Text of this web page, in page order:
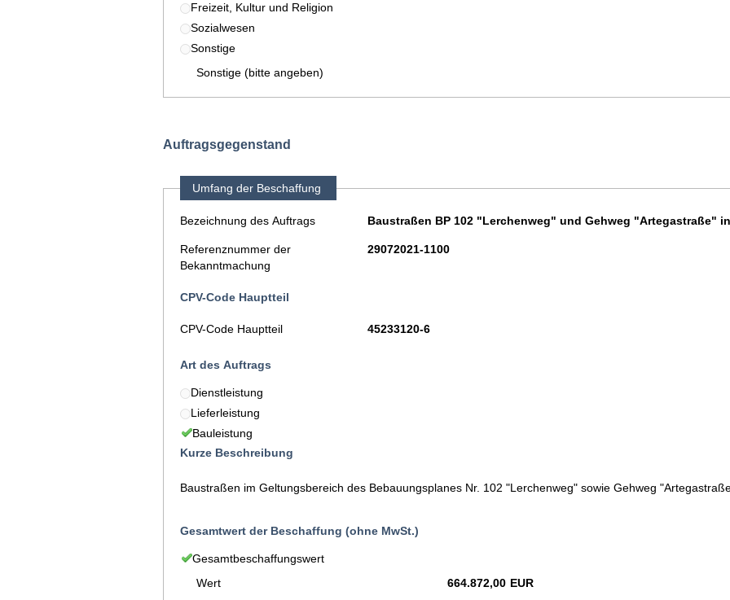
Freizeit, Kultur und Religion
Sozialwesen
Sonstige
Sonstige (bitte angeben)
Auftragsgegenstand
Umfang der Beschaffung
Bezeichnung des Auftrags Baustraßen BP 102 "Lerchenweg" und Gehweg "Artegastraße"
Referenznummer der
Bekanntmachung
29072021-1100
CPV-Code Hauptteil
CPV-Code Hauptteil 45233120-6
Art des Auftrags
Dienstleistung
Lieferleistung
Bauleistung
Kurze Beschreibung
Baustraßen im Geltungsbereich des Bebauungsplanes Nr. 102 "Lerchenweg" sowie Gehweg
Gesamtwert der Beschaffung (ohne MwSt.)
Gesamtbeschaffungswert
Wert
664.872,00 EUR